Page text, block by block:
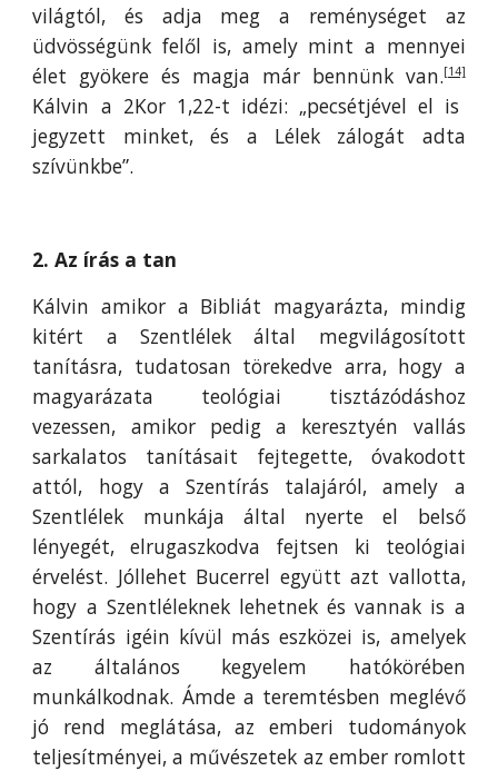
világtól, és adja meg a reménységet az
üdvösségünk felől is, amely mint a mennyei
élet gyökere és magja már bennünk van.[14]
Kálvin a 2Kor 1,22-t idézi: „pecsétjével el is
jegyzett minket, és a Lélek zálogát adta
szívünkbe”.
2. Az írás a tan
Kálvin amikor a Bibliát magyarázta, mindig
kitért a Szentlélek által megvilágosított
tanításra, tudatosan törekedve arra, hogy a
magyarázata teológiai tisztázódáshoz
vezessen, amikor pedig a keresztyén vallás
sarkalatos tanításait fejtegette, óvakodott
attól, hogy a Szentírás talajáról, amely a
Szentlélek munkája által nyerte el belső
lényegét, elrugaszkodva fejtsen ki teológiai
érvelést. Jóllehet Bucerrel együtt azt vallotta,
hogy a Szentléleknek lehetnek és vannak is a
Szentírás igéin kívül más eszközei is, amelyek
az általános kegyelem hatókörében
munkálkodnak. Ámde a teremtésben meglévő
jó rend meglátása, az emberi tudományok
teljesítményei, a művészetek az ember romlott